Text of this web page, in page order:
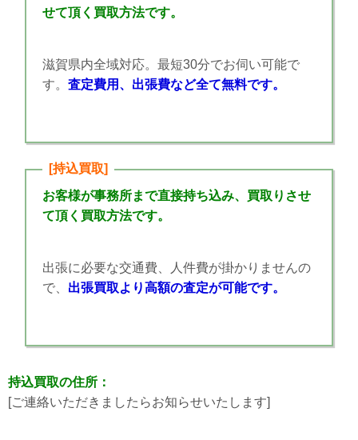
せて頂く買取方法です。
滋賀県内全域対応。最短30分でお伺い可能で
す。 査定費用、出張費など全て無料です。
[持込買取]
お客様が事務所まで直接持ち込み、買取りさせ
て頂く買取方法です。
出張に必要な交通費、人件費が掛かりませんの
で、 出張買取より高額の査定が可能です。
持込買取の住所：
[ご連絡いただきましたらお知らせいたします]